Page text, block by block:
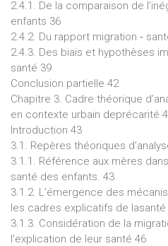
2.4.1. De la comparaison de
enfants 36
2.4.2. Du rapport migration ‐
2.4.3. Des biais et hypothèses
santé 39
Conclusion partielle 42
Chapitre 3. Cadre théorique
en contexte urbain deprécarité
Introduction 43
3.1. Repères théoriques
3.1.1. Référence aux mères
santé des enfants. 43
3.1.2. L’émergence des
les cadres explicatifs de
3.1.3. Considération de la
l’explication de leur santé 46